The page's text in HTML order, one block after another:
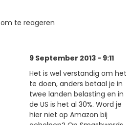
om te reageren
9 September 2013 - 9:11
Het is wel verstandig om het
te doen, anders betaal je in
twee landen belasting en in
de US is het al 30%. Word je
hier niet op Amazon bij